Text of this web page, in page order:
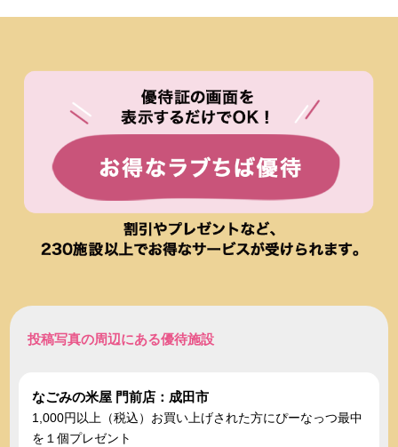
投稿写真の周辺にある優待施設
なごみの米屋 門前店：成田市
1,000円以上（税込）お買い上げされた方にぴーなっつ最中
を１個プレゼント